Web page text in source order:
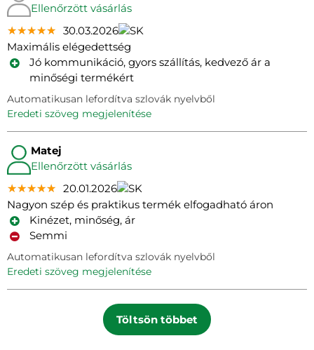
Ellenőrzött vásárlás
★★★★★
★★★★★
★★★★★ 30.03.2026
Maximális elégedettség
Jó kommunikáció, gyors szállítás, kedvező ár a
minőségi termékért
Automatikusan lefordítva szlovák nyelvből
eredeti szöveg megjelenítése
Matej
Ellenőrzött vásárlás
★★★★★
★★★★★
★★★★★ 20.01.2026
Nagyon szép és praktikus termék elfogadható áron
Kinézet, minőség, ár
Semmi
Automatikusan lefordítva szlovák nyelvből
eredeti szöveg megjelenítése
Töltsön többet